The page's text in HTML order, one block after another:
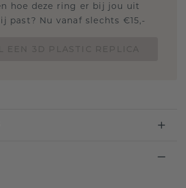
hoe deze ring er bij jou uit
past? Nu vanaf slechts €15,-